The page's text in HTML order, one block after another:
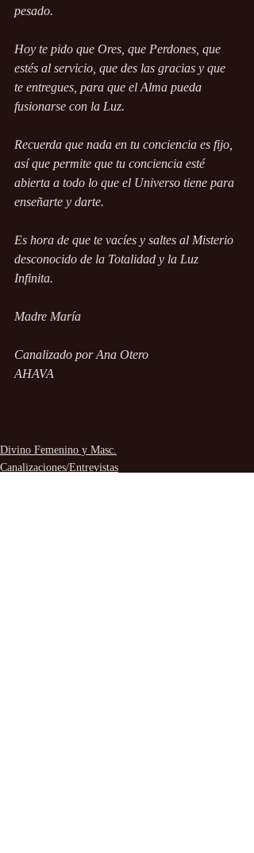
pesado.
Hoy te pido que Ores, que Perdones, que
estés al servicio, que des las gracias y que
te entregues, para que el Alma pueda
fusionarse con la Luz.
Recuerda que nada en tu conciencia es fijo,
así que permite que tu conciencia esté
abierta a todo lo que el Universo tiene para
enseñarte y darte.
Es hora de que te vacíes y saltes al Misterio
desconocido de la Totalidad y la Luz
Infinita.
Madre María
Canalizado por Ana Otero
AHAVA
Divino Femenino y Masc.
Canalizaciones/Entrevistas